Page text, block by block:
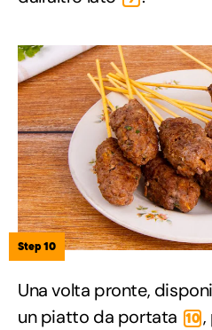
Step 10
Una volta pronte,
un piatto da portata 10 ,